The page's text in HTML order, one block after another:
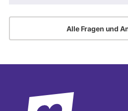
Alle Fragen und